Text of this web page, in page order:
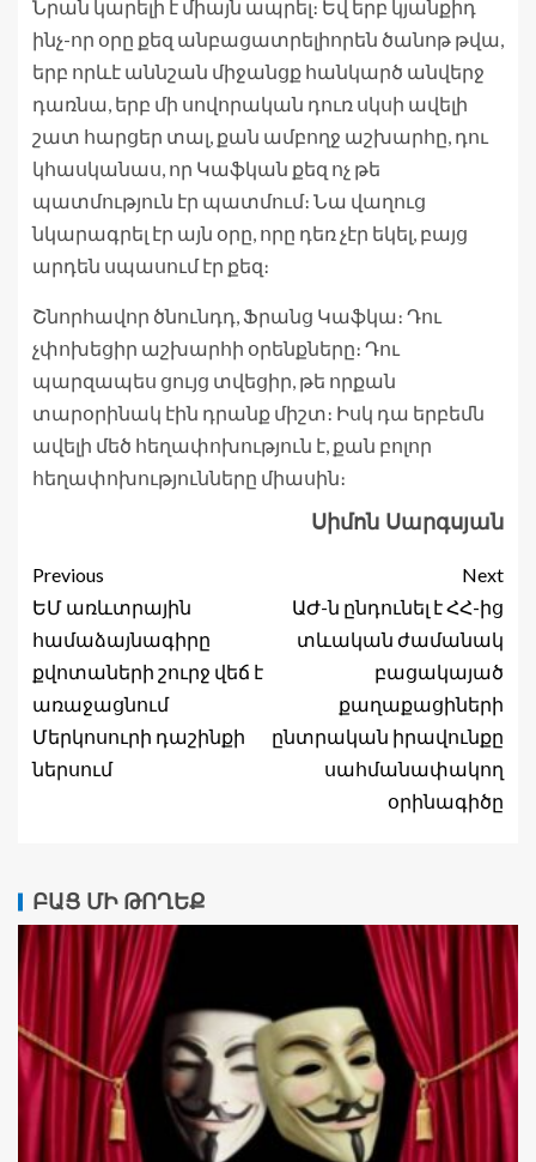
Նրան կարելի է միայն ապրել։ Եվ երբ կյանքիդ
ինչ-որ օրը քեզ անբացատրելիորեն ծանոթ թվա,
երբ որևէ աննշան միջանցք հանկարծ անվերջ
դառնա, երբ մի սովորական դուռ սկսի ավելի
շատ հարցեր տալ, քան ամբողջ աշխարհը, դու
կհասկանաս, որ Կաֆկան քեզ ոչ թե
պատմություն էր պատմում։ Նա վաղուց
նկարագրել էր այն օրը, որը դեռ չէր եկել, բայց
արդեն սպասում էր քեզ։
Շնորհավոր ծնունդդ, Ֆրանց Կաֆկա։ Դու
չփոխեցիր աշխարհի օրենքները։ Դու
պարզապես ցույց տվեցիր, թե որքան
տարօրինակ էին դրանք միշտ։ Իսկ դա երբեմն
ավելի մեծ հեղափոխություն է, քան բոլոր
հեղափոխությունները միասին։
Սիմոն Սարգսյան
Previous
ԵՄ առևտրային
համաձայնագիրը
քվոտաների շուրջ վեճ է
առաջացնում
Մերկոսուրի դաշինքի
ներսում
Next
ԱԺ-ն ընդունել է ՀՀ-ից
տևական ժամանակ
բացակայած
քաղաքացիների
ընտրական իրավունքը
սահմանափակող
օրինագիծը
ԲԱՑ ՄԻ ԹՈՂԵՔ